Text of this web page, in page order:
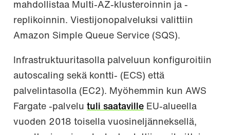
mahdollistaa Multi-AZ-klusteroinnin ja -
replikoinnin. Viestijonopalveluksi valittiin
Amazon Simple Queue Service (SQS).
Infrastruktuuritasolla palveluun konfiguroitiin
autoscaling sekä kontti- (ECS) että
palvelintasolla (EC2). Myöhemmin kun AWS
Fargate -palvelu tuli saataville EU-alueella
vuoden 2018 toisella vuosineljänneksellä,